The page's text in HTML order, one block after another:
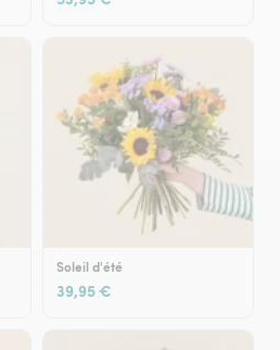
Soleil d'été
39,95 €